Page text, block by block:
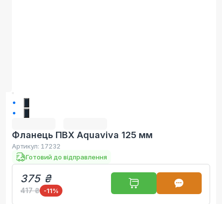
Фланець ПВХ Aquaviva 125 мм
Артикул: 17232
Готовий до відправлення
375 ₴
417 ₴ -11%